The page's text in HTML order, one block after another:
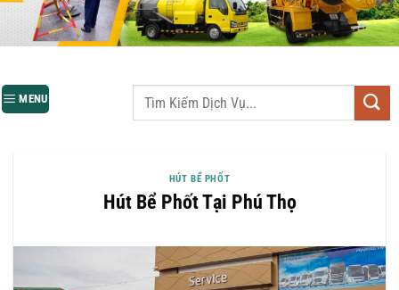
MENU
HÚT BỂ PHỐT
Hút Bể Phốt Tại Phú Thọ